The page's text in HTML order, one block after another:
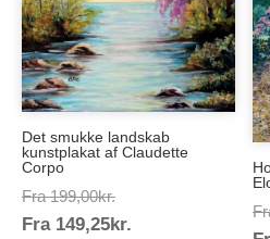
Det smukke landskab
kunstplakat af Claudette
Corpo
Fra 199,00kr.Prisinterval:
199,00kr.
Fra 149,25kr.